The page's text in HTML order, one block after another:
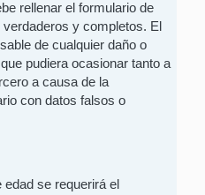
rellenar el formulario de
y completos. El
de cualquier daño o
pudiera ocasionar tanto a
a causa de la
con datos falsos o
se requerirá el